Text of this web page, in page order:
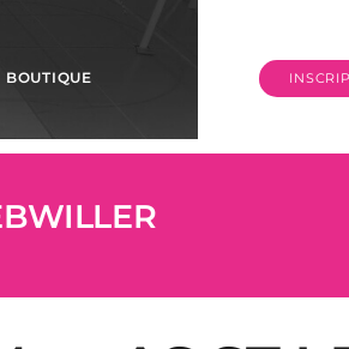
BOUTIQUE